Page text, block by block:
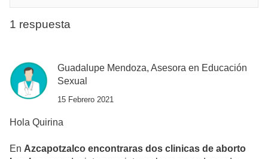
1 respuesta
Guadalupe Mendoza, Asesora en Educación
Sexual
15 Febrero 2021
Hola Quirina
En Azcapotzalco encontraras dos clinicas de aborto